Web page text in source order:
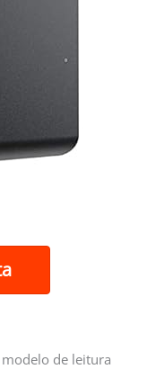
modelo de leitura